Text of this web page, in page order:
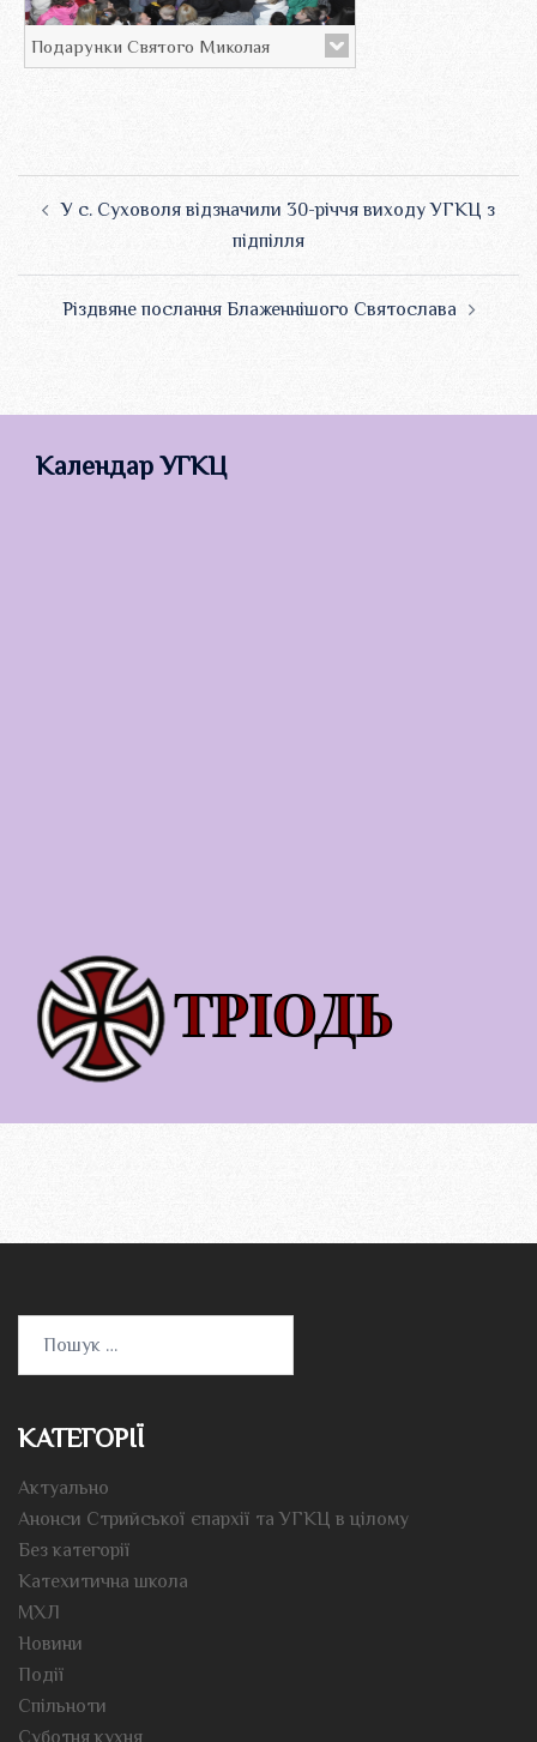
Подарунки Святого Миколая
по
У с. Суховоля відзначили 30-річчя виходу УГКЦ з
підпілля
Різдвяне послання Блаженнішого Святослава
Календар УГКЦ
КАТЕГОРІЇ
Актуально
Анонси Стрийської єпархії та УГКЦ в цілому
Без категорії
Катехитична школа
МХЛ
Новини
Події
Спільноти
Суботня кухня